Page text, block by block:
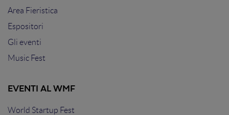
Area Fieristica
Espositori
Gli eventi
Music Fest
EVENTI AL WMF
World Startup Fest